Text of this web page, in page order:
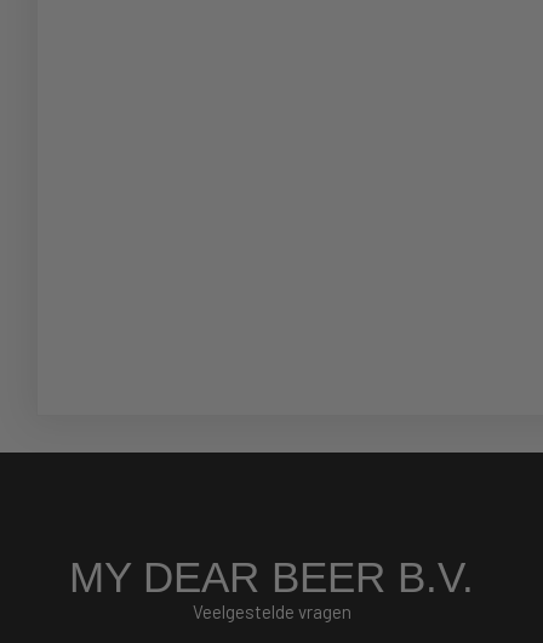
MY DEAR BEER B.V.
Veelgestelde vragen